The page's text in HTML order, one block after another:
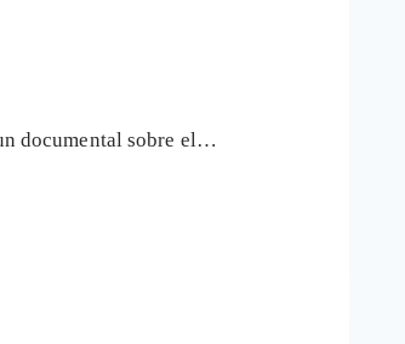
documental sobre el…